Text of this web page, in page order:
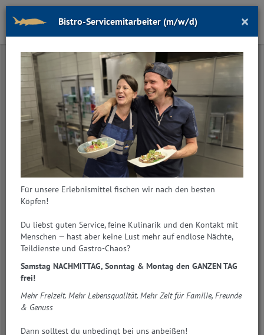
IMPRESSUM & DATENSCHUTZ
Firmeninhaber & Herausgeber:
Grüll GmbH
Firmensitz:
Neue Heimat Straße 13
5082 Grödig
Kontakt:
Rechtsform:
GmbH
Inhaber & Geschäftsführer:
Herr Walter Grüll
Umsatzsteuer-Identifikationsnummer:
×
Bistro-Servicemitarbeiter (m/w/d)
Für unsere Erlebnismittel fischen wir nach den besten
Köpfen!
Du liebst guten Service, feine Kulinarik und den Kontakt mit
Menschen — hast aber keine Lust mehr auf endlose Nächte,
Teildienste und Gastro-Chaos?
Samstag NACHMITTAG, Sonntag & Montag den GANZEN TAG
frei!
Mehr Freizeit. Mehr Lebensqualität. Mehr Zeit für Familie, Freunde
& Genuss
Dann solltest du unbedingt bei uns anbeißen!